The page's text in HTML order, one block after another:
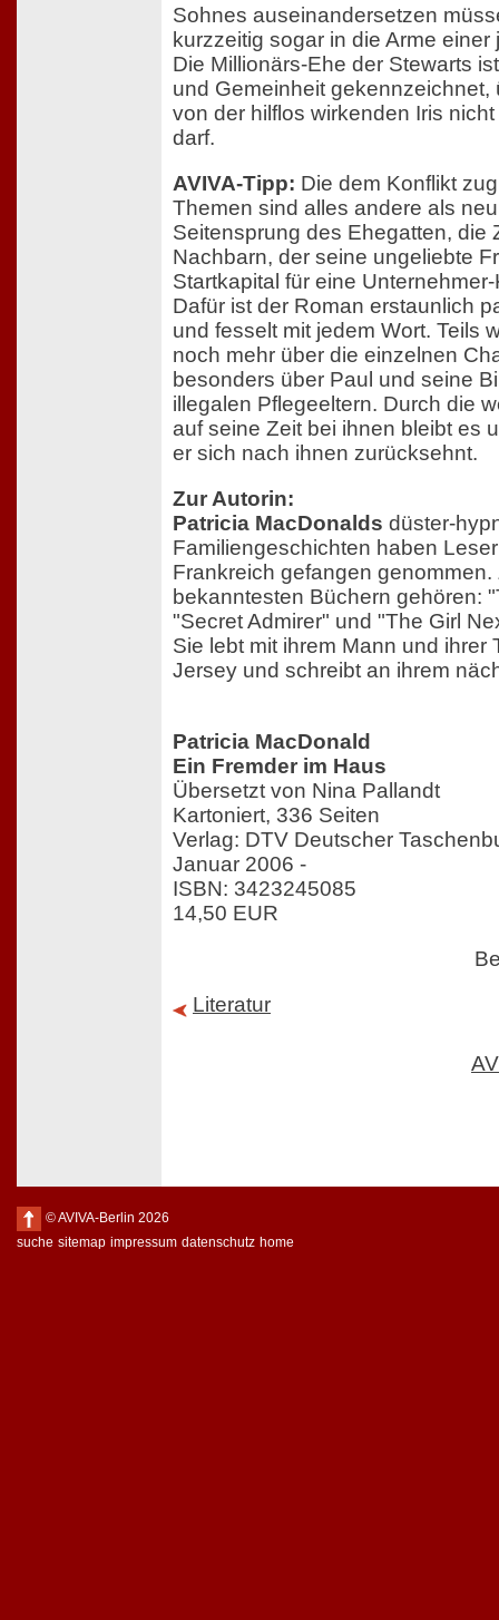
Sohnes auseinandersetzen
kurzzeitig sogar in die Arme
Die Millionärs-Ehe der Stewarts
und Gemeinheit gekennzeichnet,
von der hilflos wirkenden Iris
darf.
AVIVA-Tipp: Die dem Konflikt
Themen sind alles andere als
Seitensprung des Ehegatten, die
Nachbarn, der seine ungeliebte
Startkapital für eine
Dafür ist der Roman erstaunlich
und fesselt mit jedem Wort. Teils
noch mehr über die einzelnen
besonders über Paul und seine
illegalen Pflegeeltern. Durch die
auf seine Zeit bei ihnen bleibt es
er sich nach ihnen zurücksehnt.
Zur Autorin:
Patricia MacDonalds düster-
Familiengeschichten haben
Frankreich gefangen genommen.
bekanntesten Büchern gehören:
"Secret Admirer" und "The Girl
Sie lebt mit ihrem Mann und ihrer
Jersey und schreibt an ihrem
Patricia MacDonald
Ein Fremder im Haus
Übersetzt von Nina Pallandt
Kartoniert, 336 Seiten
Verlag: DTV Deutscher
Januar 2006 -
ISBN: 3423245085
14,50 EUR
Literatur
© AVIVA-Berlin 2026
suche sitemap impressum datenschutz home